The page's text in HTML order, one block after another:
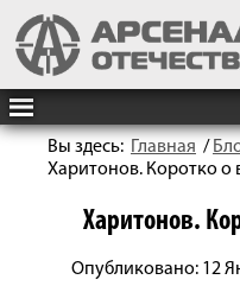
Вы здесь: Главная /
Харитонов. Коротко
Харитонов.
Опубликовано: 12